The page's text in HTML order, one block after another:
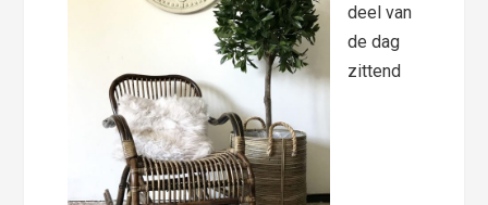
deel van
de dag
zittend